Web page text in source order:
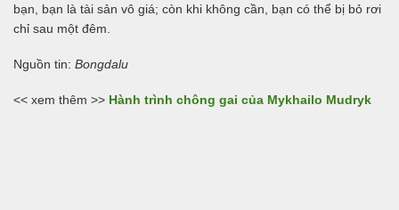
bạn, bạn là tài sản vô giá; còn khi không cần, bạn có thể bị bỏ rơi
chỉ sau một đêm.
Nguồn tin: Bongdalu
<< xem thêm >> Hành trình chông gai của Mykhailo Mudryk